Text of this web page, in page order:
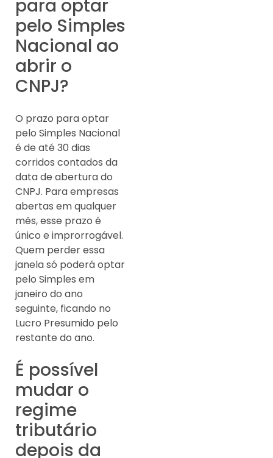
para optar
pelo Simples
Nacional ao
abrir o
CNPJ?
O prazo para optar
pelo Simples Nacional
é de até 30 dias
corridos contados da
data de abertura do
CNPJ. Para empresas
abertas em qualquer
mês, esse prazo é
único e improrrogável.
Quem perder essa
janela só poderá optar
pelo Simples em
janeiro do ano
seguinte, ficando no
Lucro Presumido pelo
restante do ano.
É possível
mudar o
regime
tributário
depois da